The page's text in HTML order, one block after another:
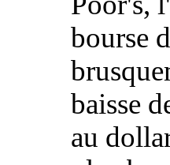
bourse
baisse
au